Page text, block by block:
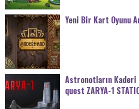
Yeni Bir Kart Oyunu
Astronotların
quest ZARYA-1